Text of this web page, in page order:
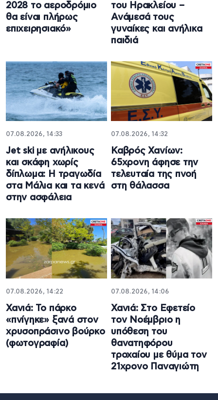
2028 το αεροδρόμιο
θα είναι πλήρως
επιχειρησιακό»
του Ηρακλείου –
Ανάμεσά τους
γυναίκες και ανήλικα
παιδιά
07.08.2026, 14:33
Jet ski με ανήλικους
και σκάφη χωρίς
δίπλωμα: Η τραγωδία
στα Μάλια και τα κενά
στην ασφάλεια
07.08.2026, 14:32
Καβρός Χανίων:
65χρονη άφησε την
τελευταία της πνοή
στη θάλασσα
07.08.2026, 14:22
Χανιά: Το πάρκο
«πνίγηκε» ξανά στον
χρυσοπράσινο βούρκο
(φωτογραφία)
07.08.2026, 14:06
Χανιά: Στο Εφετείο
τον Νοέμβριο η
υπόθεση του
θανατηφόρου
τροχαίου με θύμα τον
21χρονο Παναγιώτη